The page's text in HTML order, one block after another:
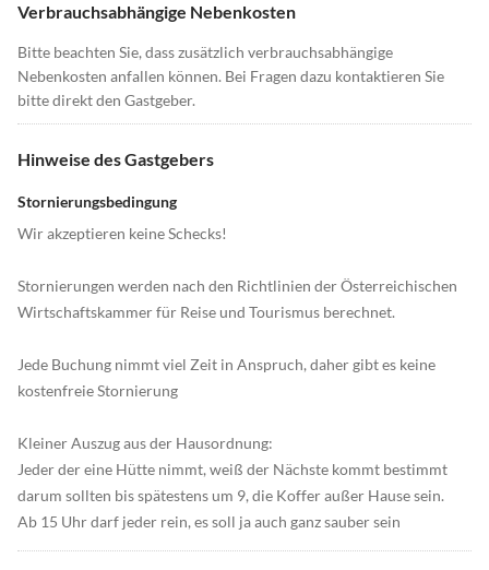
Verbrauchsabhängige Nebenkosten
Bitte beachten Sie, dass zusätzlich verbrauchsabhängige
Nebenkosten anfallen können. Bei Fragen dazu kontaktieren Sie
bitte direkt den Gastgeber.
Hinweise des Gastgebers
Stornierungsbedingung
Wir akzeptieren keine Schecks!
Stornierungen werden nach den Richtlinien der Österreichischen
Wirtschaftskammer für Reise und Tourismus berechnet.
Jede Buchung nimmt viel Zeit in Anspruch, daher gibt es keine
kostenfreie Stornierung
Kleiner Auszug aus der Hausordnung:
Jeder der eine Hütte nimmt, weiß der Nächste kommt bestimmt
darum sollten bis spätestens um 9, die Koffer außer Hause sein.
Ab 15 Uhr darf jeder rein, es soll ja auch ganz sauber sein